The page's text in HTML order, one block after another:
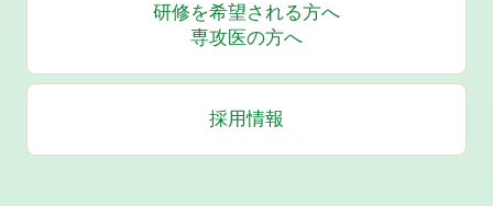
研修を希望される方へ
専攻医の方へ
採用情報